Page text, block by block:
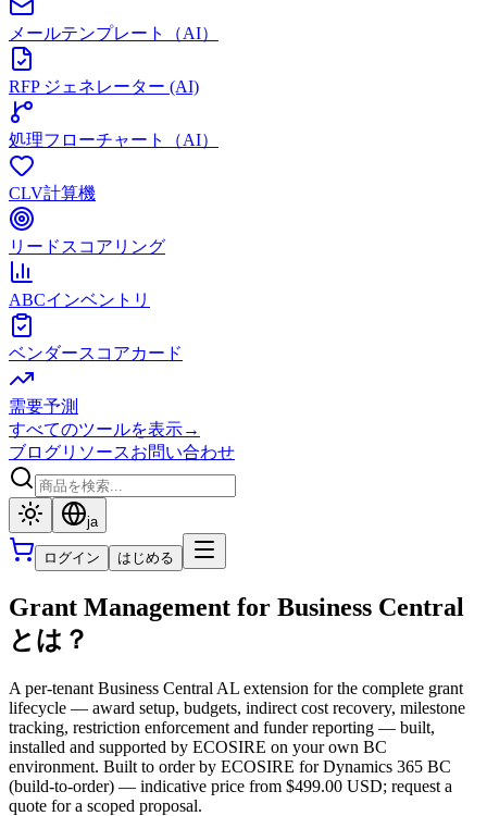
メールテンプレート（AI）
RFP ジェネレーター (AI)
処理フローチャート（AI）
CLV計算機
リードスコアリング
ABCインベントリ
ベンダースコアカード
需要予測
すべてのツールを表示→
ブログリソースお問い合わせ
ja
ログイン はじめる
Grant Management for Business Central
とは？
A per-tenant Business Central AL extension for the complete grant
lifecycle — award setup, budgets, indirect cost recovery, milestone
tracking, restriction enforcement and funder reporting — built,
installed and supported by ECOSIRE on your own BC
environment. Built to order by ECOSIRE for Dynamics 365 BC
(build-to-order) — indicative price from $499.00 USD; request a
quote for a scoped proposal.